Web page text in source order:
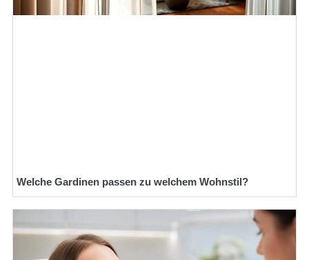
Welche Gardinen passen zu welchem Wohnstil?